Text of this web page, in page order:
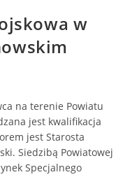
w
na terenie Powiatu
jest kwalifikacja
jest Starosta
Siedzibą Powiatowej
Specjalnego